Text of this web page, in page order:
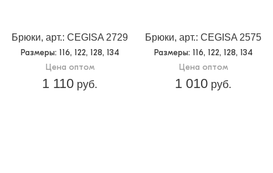
Брюки, арт.: CEGISA 2729
Размеры: 116, 122, 128, 134
Цена оптом
1 110 руб.
Брюки, арт.: CEGISA 2575
Размеры: 116, 122, 128, 134
Цена оптом
1 010 руб.